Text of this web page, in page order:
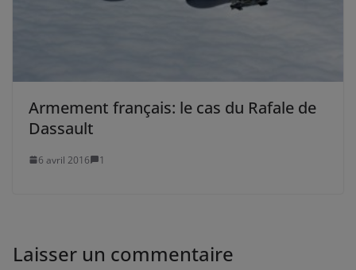
Armement français: le cas du Rafale de
Dassault
6 avril 2016 1
Laisser un commentaire